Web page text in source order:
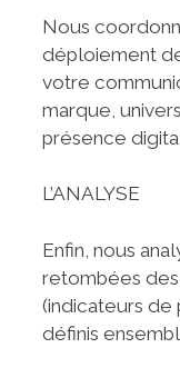
Nous
déploiement
votre
marque,
présence
L’ANALYSE
Enfin, nous
retombées des
(indicateurs de
définis